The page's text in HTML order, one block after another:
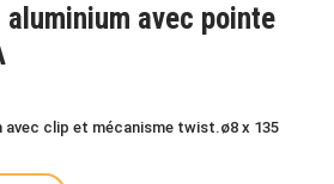
avec pointe
avec clip et mécanisme twist.ø8 x 135